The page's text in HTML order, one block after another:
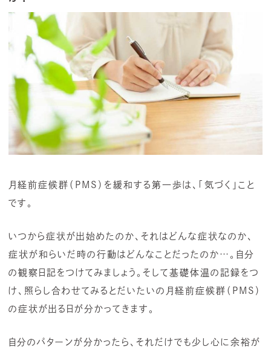
月経前症候群（PMS）を緩和する第一歩は、「気づく」こと
です。
いつから症状が出始めたのか、それはどんな症状なのか、
症状が和らいだ時の行動はどんなことだったのか…。自分
の観察日記をつけてみましょう。そして基礎体温の記録をつ
け、照らし合わせてみるとだいたいの月経前症候群（PMS）
の症状が出る日が分かってきます。
自分のパターンが分かったら、それだけでも少し心に余裕が